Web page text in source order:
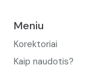
Meniu
Korektoriai
Kaip naudotis?